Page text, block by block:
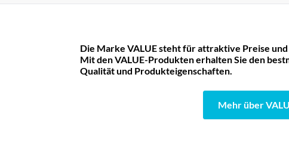
Die Marke VALUE steht für attraktive Preise
Mit den VALUE-Produkten erhalten Sie den
Qualität und Produkteigenschaften.
Mehr über